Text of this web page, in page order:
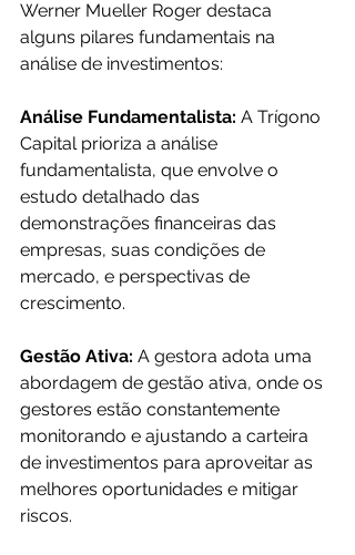
Werner Mueller Roger destaca
alguns pilares fundamentais na
análise de investimentos:
Análise Fundamentalista: A Trígono
Capital prioriza a análise
fundamentalista, que envolve o
estudo detalhado das
demonstrações financeiras das
empresas, suas condições de
mercado, e perspectivas de
crescimento.
Gestão Ativa: A gestora adota uma
abordagem de gestão ativa, onde os
gestores estão constantemente
monitorando e ajustando a carteira
de investimentos para aproveitar as
melhores oportunidades e mitigar
riscos.